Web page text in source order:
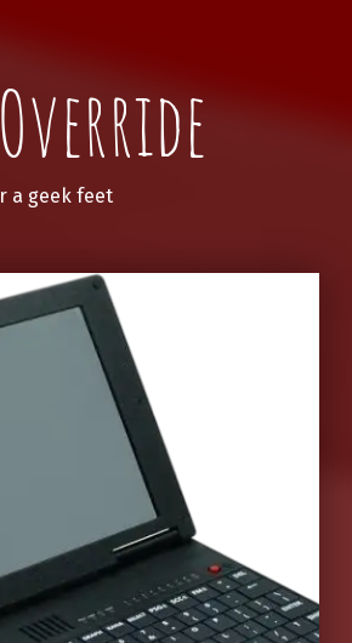
a geek feet